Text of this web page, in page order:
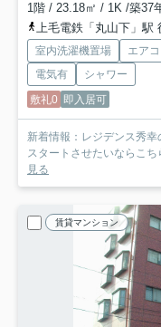
1階 / 23.18㎡ / 1K /築37
上毛電鉄「丸山下」駅
室内洗濯機置場 エア
電気有
シャワー
敷礼0 即入居可
新着情報：レジデンス秀幸
スタートさせたいならこ
見る
賃貸マンション